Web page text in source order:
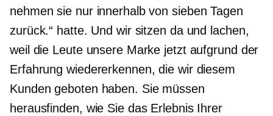
nehmen sie nur innerhalb von sieben Tagen
zurück.“ hatte. Und wir sitzen da und lachen,
weil die Leute unsere Marke jetzt aufgrund der
Erfahrung wiedererkennen, die wir diesem
Kunden geboten haben. Sie müssen
herausfinden, wie Sie das Erlebnis Ihrer